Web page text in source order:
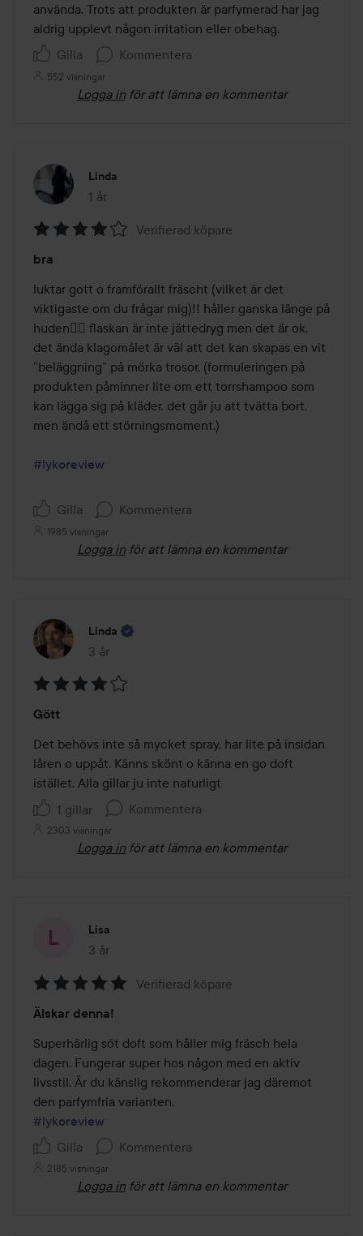
använda. Trots att produkten är parfymerad har jag
Gilla
Kommentera
552 visningar
Logga in för att lämna en kommentar
Linda
1 år
Inlägget skapades 1 år
4
av
5
Verifierad köpare
bra
luktar gott o framförallt fräscht (vilket är det
viktigaste om du frågar mig)!! håller ganska länge på
huden👍🏼 flaskan är inte jättedryg men det är ok,
det ända klagomålet är väl att det kan skapas en vit
”beläggning” på mörka trosor. (formuleringen på
produkten påminner lite om ett torrshampoo som
kan lägga sig på kläder. det går ju att tvätta bort,
men ändå ett störningsmoment.)
#lykoreview
Gilla Kommentera
1985 visningar
Logga in för att lämna en kommentar
Linda
3 år
Inlägget skapades 3 år
4
av
5
Gött
Det behövs inte så mycket spray, har lite på insidan
låren o uppåt. Känns skönt o känna en go doft
istället. Alla gillar ju inte naturligt
1 gillar
Kommentera
2303 visningar
Logga in för att lämna en kommentar
Lisa
3 år
Inlägget skapades 3 år
5
av
5
Verifierad köpare
Älskar denna!
Superhärlig söt doft som håller mig fräsch hela
dagen. Fungerar super hos någon med en aktiv
livsstil. Är du känslig rekommenderar jag däremot
#lykoreview
Gilla
Kommentera
2185 visningar
Logga in för att lämna en kommentar